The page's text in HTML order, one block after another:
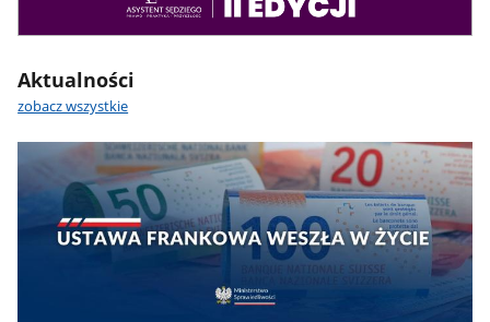
Aktualności
zobacz wszystkie